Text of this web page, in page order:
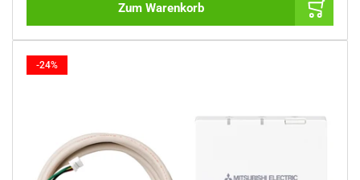
Zum Warenkorb
-24%